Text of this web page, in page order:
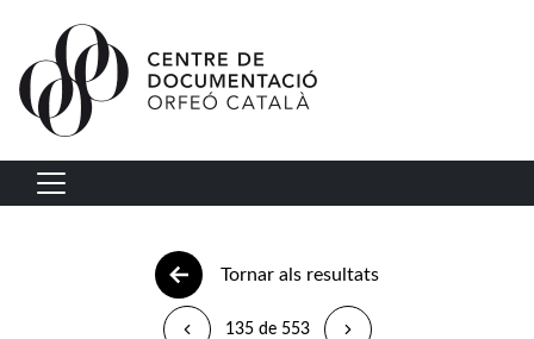
Vés al contingut
Navegació principal
Tornar als resultats
135 de 553